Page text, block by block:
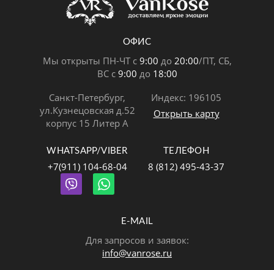
ОФИС
Мы открыты ПН-ЧТ с 9:00 до 20:00/ПТ, СБ,
ВС с 9:00 до 18:00
Санкт-Петербург,
ул.Кузнецовская д.52
корпус 15 Литер А
Индекс: 196105
Открыть карту
WHATSAPP/VIBER
+7(911) 104-68-04
ТЕЛЕФОН
8 (812) 495-43-37
E-MAIL
Для запросов и заявок:
info@vanrose.ru